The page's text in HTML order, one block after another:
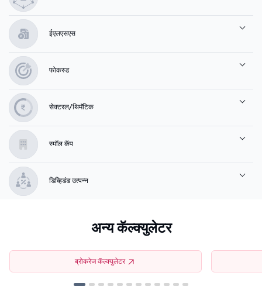
ईएलएसएस
फोकस्ड
सेक्टरल/थिमॅटिक
स्मॉल कॅप
डिव्हिडंड उत्पन्न
अन्य कॅल्क्युलेटर
ब्रोकरेज कॅल्क्युलेटर